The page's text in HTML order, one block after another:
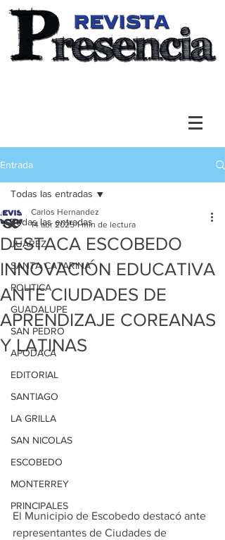
Entrada
Todas las entradas
JUAREZ
SANTA CATARINA
POLITICA
GUADALUPE
SAN PEDRO
APODACA
EDITORIAL
SANTIAGO
LA GRILLA
SAN NICOLAS
ESCOBEDO
MONTERREY
PRINCIPALES
Todas las entradas
DESTACA ESCOBEDO
INNOVACIÓN EDUCATIVA
ANTE CIUDADES DE
APRENDIZAJE COREANAS
Y LATINAS
Carlos Hernandez
14 abr 2025 1 min de lectura
El Municipio de Escobedo destacó ante
representantes de Ciudades de